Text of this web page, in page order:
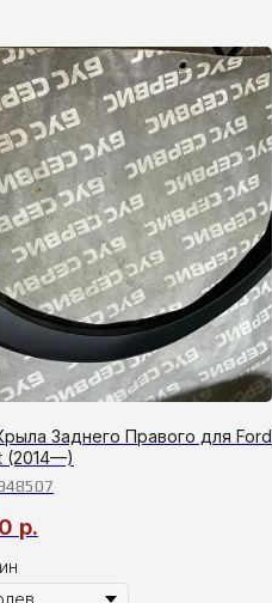
Заднего Правого для Ford
(2014—)
р.